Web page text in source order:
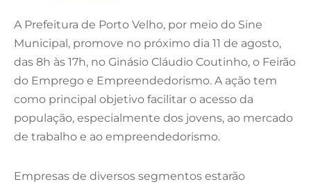
A Prefeitura de Porto Velho, por meio do Sine
Municipal, promove no próximo dia 11 de agosto,
das 8h às 17h, no Ginásio Cláudio Coutinho, o Feirão
do Emprego e Empreendedorismo. A ação tem
como principal objetivo facilitar o acesso da
população, especialmente dos jovens, ao mercado
de trabalho e ao empreendedorismo.
Empresas de diversos segmentos estarão